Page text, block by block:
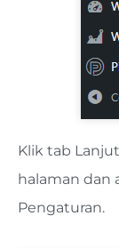
Klik tab
halaman dan
Pengaturan.